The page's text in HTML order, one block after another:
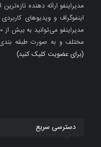
مدیراینفو ارائه دهنده
اینفوگراف و ویدیوهای
مختلف و به صورت طبقه
(برای عضویت کلیک کنید)
دسترسی سریع